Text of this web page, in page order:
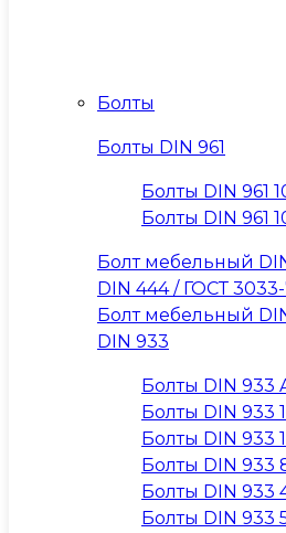
Болты
Болты DIN 961
Болты DIN 961
Болты DIN 961
Болт мебельный
DIN 444 / ГОСТ
Болт мебельный
DIN 933
Болты DIN
Болты DIN 933
Болты DIN 933
Болты DIN 933
Болты DIN 933
Болты DIN 933